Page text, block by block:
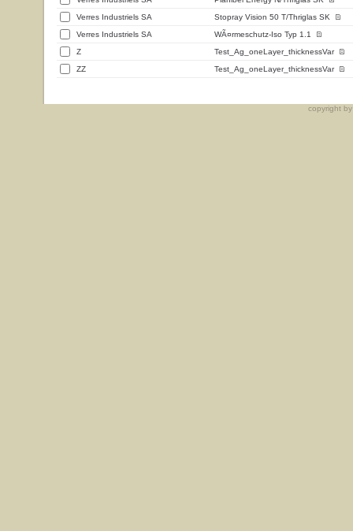
Verres Industriels SA
Stopray Vision 50 T/Thriglas SK
Verres Industriels SA
WÃ¤rmeschutz-Iso Typ 1.1
Z
Test_Ag_oneLayer_thicknessVar
ZZ
Test_Ag_oneLayer_thicknessVar
copyright